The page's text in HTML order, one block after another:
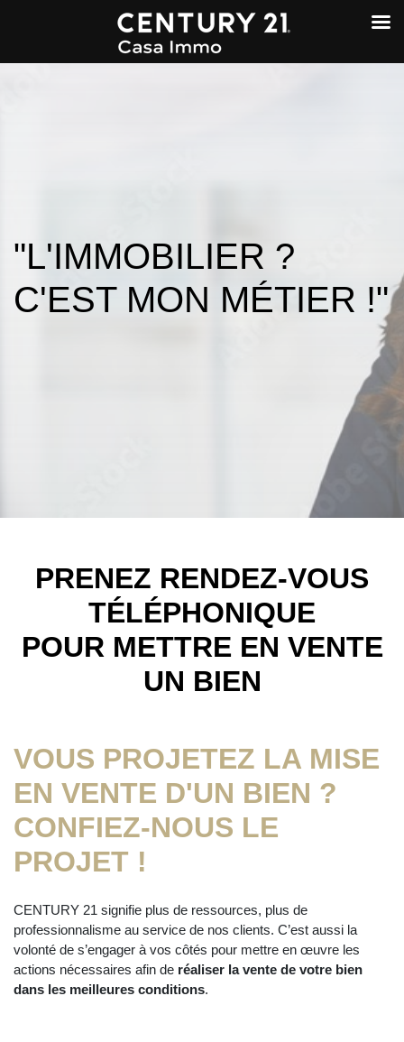
"L'IMMOBILIER ?
C'EST MON MÉTIER !"
PRENEZ RENDEZ-VOUS
TÉLÉPHONIQUE
POUR METTRE EN VENTE
UN BIEN
VOUS PROJETEZ LA MISE
EN VENTE D'UN BIEN ?
CONFIEZ-NOUS LE
PROJET !
CENTURY 21 signifie plus de ressources, plus de
professionnalisme au service de nos clients. C’est aussi la
volonté de s’engager à vos côtés pour mettre en œuvre les
actions nécessaires afin de réaliser la vente de votre bien
dans les meilleures conditions.